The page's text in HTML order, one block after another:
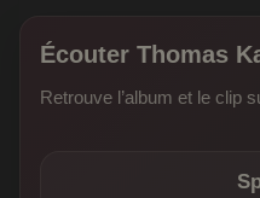
Écouter Thomas
Retrouve l’album et le clip